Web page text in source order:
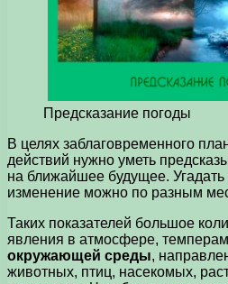
Предсказание погоды
В целях заблаговременного
действий нужно уметь
на ближайшее будущее. Угадать
изменение можно по разным
Таких показателей большое
явления в атмосфере,
окружающей среды,
животных, птиц, насекомых,